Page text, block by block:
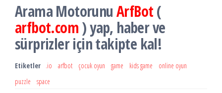
Arama MotorunuArfBot(
arfbot.com) yap, haber ve
sürprizler için takipte kal!
Etiketler .io arfbot çocuk oyun game kids game
online oyun
puzzle
space